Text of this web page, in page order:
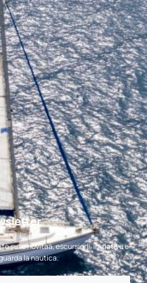
sulle novitaà, escursioni, iniziative e
la nautica.